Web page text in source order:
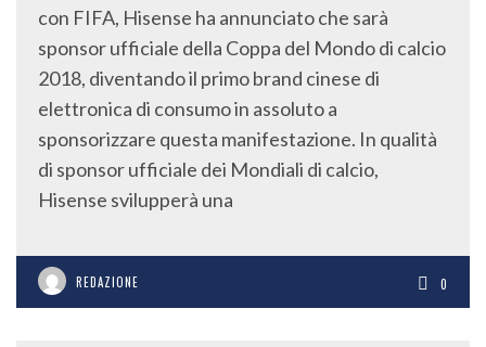
con FIFA, Hisense ha annunciato che sarà
sponsor ufficiale della Coppa del Mondo di calcio
2018, diventando il primo brand cinese di
elettronica di consumo in assoluto a
sponsorizzare questa manifestazione. In qualità
di sponsor ufficiale dei Mondiali di calcio,
Hisense svilupperà una
REDAZIONE 0